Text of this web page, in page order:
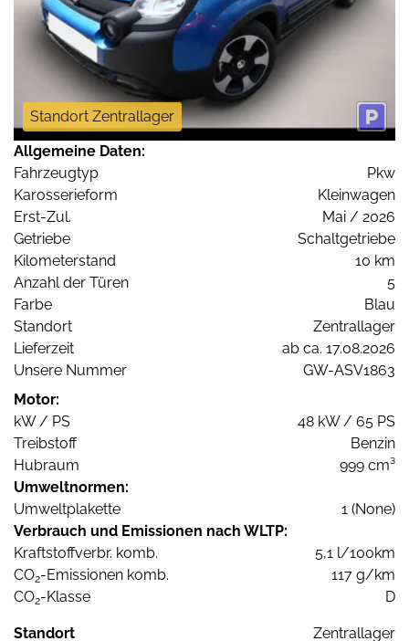
Standort Zentrallager
Allgemeine Daten:
Fahrzeugtyp
Pkw
Karosserieform
Kleinwagen
Erst-Zul.
Mai / 2026
Getriebe
Schaltgetriebe
Kilometerstand
10 km
Anzahl der Türen
5
Farbe
Blau
Standort
Zentrallager
Lieferzeit
ab ca. 17.08.2026
Unsere Nummer
GW-ASV1863
Motor:
kW / PS
48 kW / 65 PS
Treibstoff
Benzin
Hubraum
999 cm³
Umweltnormen:
Umweltplakette
1 (None)
Verbrauch und Emissionen nach WLTP:
Kraftstoffverbr. komb.
5,1 l/100km
CO2-Emissionen komb.
117 g/km
CO2-Klasse D
Standort Zentrallager